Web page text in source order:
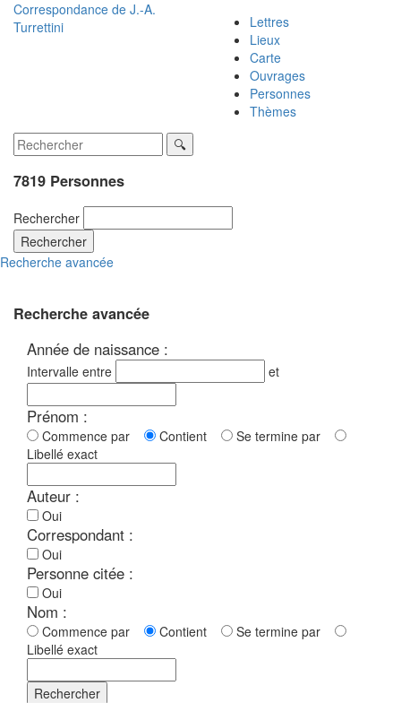
Correspondance de J.-A.
Turrettini
Lettres
Lieux
Carte
Ouvrages
Personnes
Thèmes
7819 Personnes
Rechercher
Rechercher
Recherche avancée
Recherche avancée
Année de naissance :
Intervalle entre et
Prénom :
Commence par Contient
Se termine par
Libellé exact
Auteur :
Oui
Correspondant :
Oui
Personne citée :
Oui
Nom :
Commence par Contient
Se termine par
Libellé exact
Rechercher